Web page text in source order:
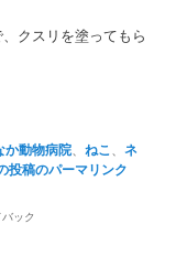
クスリを塗ってもら
か動物病院 、ねこ 、ネ
投稿のパーマリンク
ック